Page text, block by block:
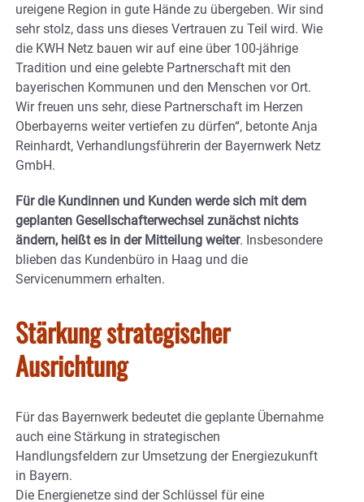
ureigene Region in gute Hände zu übergeben. Wir sind
sehr stolz, dass uns dieses Vertrauen zu Teil wird. Wie
die KWH Netz bauen wir auf eine über 100-jährige
Tradition und eine gelebte Partnerschaft mit den
bayerischen Kommunen und den Menschen vor Ort.
Wir freuen uns sehr, diese Partnerschaft im Herzen
Oberbayerns weiter vertiefen zu dürfen“, betonte Anja
Reinhardt, Verhandlungsführerin der Bayernwerk Netz
GmbH.
Für die Kundinnen und Kunden werde sich mit dem
geplanten Gesellschafterwechsel zunächst nichts
ändern, heißt es in der Mitteilung weiter. Insbesondere
blieben das Kundenbüro in Haag und die
Servicenummern erhalten.
Stärkung strategischer
Ausrichtung
Für das Bayernwerk bedeutet die geplante Übernahme
auch eine Stärkung in strategischen
Handlungsfeldern zur Umsetzung der Energiezukunft
in Bayern.
Die Energienetze sind der Schlüssel für eine